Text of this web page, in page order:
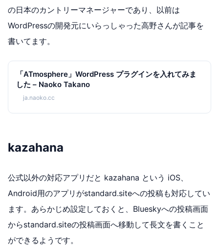
の日本のカントリーマネージャーであり、以前は
WordPressの開発元にいらっしゃった高野さんが記事を
書いてます。
「ATmosphere」WordPress プラグインを入れてみま
した – Naoko Takano
ja.naoko.cc
kazahana
公式以外の対応アプリだと kazahana という iOS、
Android用のアプリがstandard.siteへの投稿も対応してい
ます。あらかじめ設定しておくと、Blueskyへの投稿画面
からstandard.siteの投稿画面へ移動して長文を書くこと
ができるようです。